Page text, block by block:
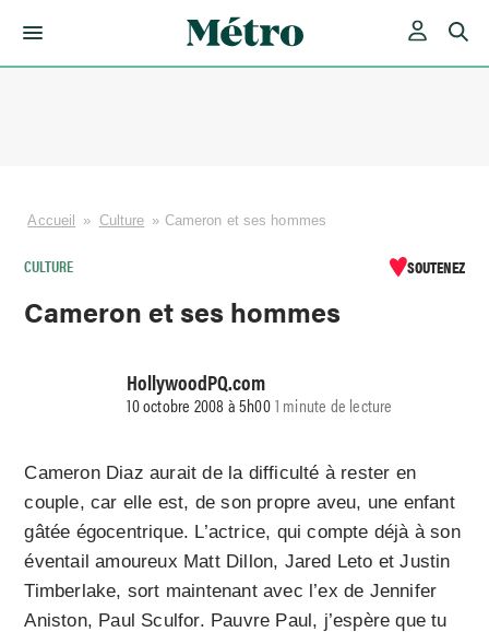
Accueil » Culture » Cameron et ses hommes
CULTURE SOUTENEZ
Cameron et ses hommes
HollywoodPQ.com
10 octobre 2008 à 5h001 minute de lecture
Cameron Diaz aurait de la difficulté à rester en
couple, car elle est, de son propre aveu, une enfant
gâtée égocentrique. L’actrice, qui compte déjà à son
éventail amoureux Matt Dillon, Jared Leto et Justin
Timberlake, sort maintenant avec l’ex de Jennifer
Aniston, Paul Sculfor. Pauvre Paul, j’espère que tu